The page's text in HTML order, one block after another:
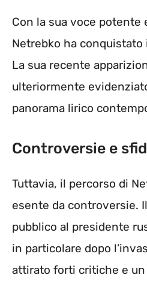
Con la sua voce potente
Netrebko ha conquistato
La sua recente
ulteriormente
panorama lirico
Controversie e
Tuttavia, il percorso di
esente da controversie.
pubblico al presidente
in particolare dopo
attirato forti critiche e